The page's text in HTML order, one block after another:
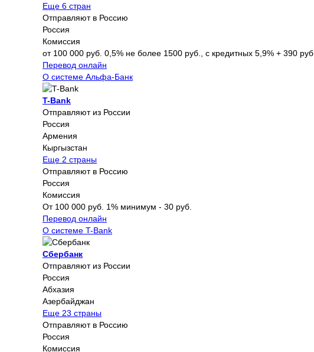
Еще 6 стран
Отправляют в Россию
Россия
Комиссия
от 100 000 руб. 0,5% не более 1500 руб., с кредитных 5,9% + 390 руб.
Перевод онлайн
О системе Альфа-Банк
T-Bank
Отправляют из России
Россия
Армения
Кыргызстан
Еще 2 страны
Отправляют в Россию
Россия
Комиссия
От 100 000 руб. 1% минимум - 30 руб.
Перевод онлайн
О системе T-Bank
Сбербанк
Отправляют из России
Россия
Абхазия
Азербайджан
Еще 23 страны
Отправляют в Россию
Россия
Комиссия